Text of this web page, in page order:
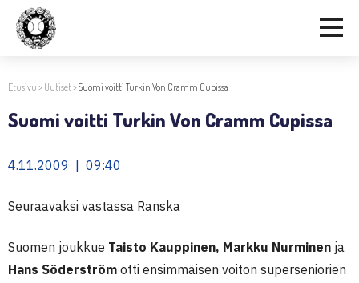
Etusivu > Uutiset>Suomi voitti Turkin Von Cramm Cupissa
Suomi voitti Turkin Von Cramm Cupissa
4.11.2009 | 09:40
Seuraavaksi vastassa Ranska
Suomen joukkue Taisto Kauppinen, Markku Nurminen ja
Hans Söderström otti ensimmäisen voiton superseniorien